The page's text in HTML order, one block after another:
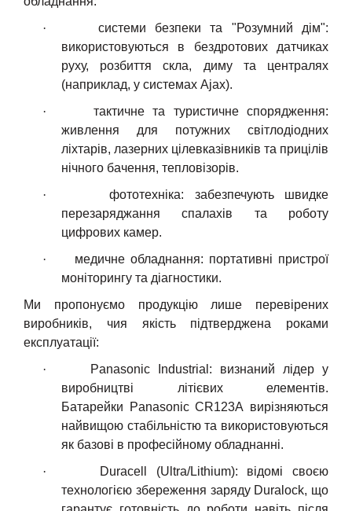
·
системи безпеки та "Розумний дім":
використовуються в бездротових датчиках
руху, розбиття скла, диму та централях
(наприклад, у системах Ajax).
·
тактичне та туристичне спорядження:
живлення для потужних світлодіодних
ліхтарів, лазерних цілевказівників та прицілів
нічного бачення, тепловізорів.
·
фототехніка: забезпечують швидке
перезаряджання спалахів та роботу
цифрових камер.
·
медичне обладнання: портативні пристрої
моніторингу та діагностики.
Ми пропонуємо продукцію лише перевірених
виробників, чия якість підтверджена роками
експлуатації:
·
Panasonic Industrial: визнаний лідер у
виробництві літієвих елементів.
Батарейки Panasonic CR123A вирізняються
найвищою стабільністю та використовуються
як базові в професійному обладнанні.
·
Duracell (Ultra/Lithium): відомі своєю
технологією збереження заряду Duralock, що